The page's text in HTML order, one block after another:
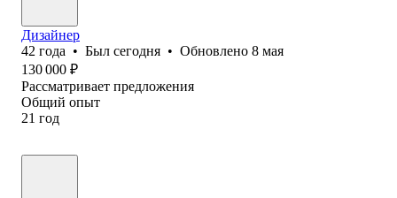
Дизайнер
42 года • Был сегодня • Обновлено 8 мая
130 000 ₽
Рассматривает предложения
Общий опыт
21 год